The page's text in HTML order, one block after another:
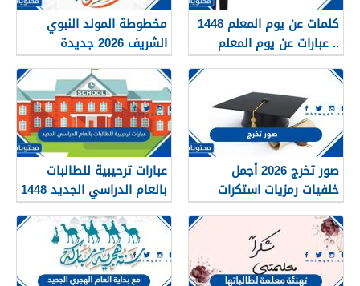
كلمات عن يوم المعلم 1448
.. عبارات عن يوم المعلم
مكتوبة 1448
مخطوطة المولد النبوي
الشريف 2026 جديدة
صور تخرج 2026 أجمل
خلفيات رمزيات استكرات
مبروك التخرج 1448
عبارات ترحيبية للطالبات
بالعام الدراسي الجديد 1448
بالصور